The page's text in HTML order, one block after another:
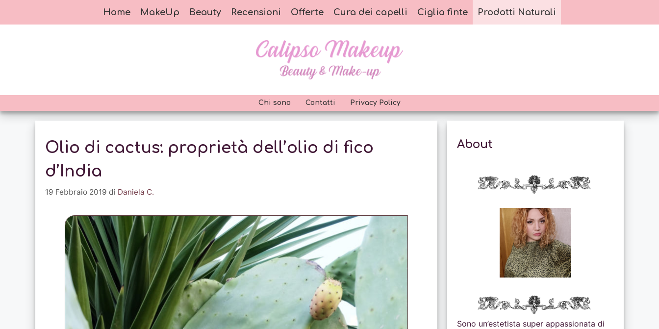
al
Home MakeUp Beauty Recensioni Offerte Cura dei capelli Ciglia finte Prodotti Naturali
Chi sono Contatti Privacy Policy
Olio di cactus: proprietà dell’olio di fico
d’India
19 Febbraio 2019 di Daniela C.
About
Sono un’estetista super appassionata di